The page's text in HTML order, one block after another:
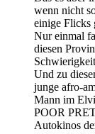
wenn nicht
einige Flicks
Nur einmal
diesen
Und zu
junge afro-
Mann im
POOR
Autokinos